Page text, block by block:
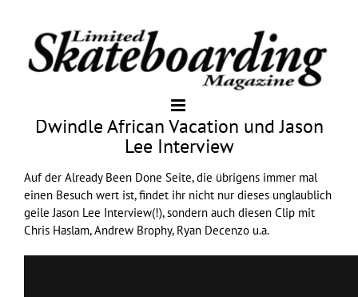
Dwindle African Vacation und Jason
Lee Interview
Auf der Already Been Done Seite, die übrigens immer mal
einen Besuch wert ist, findet ihr nicht nur dieses unglaublich
geileJason Lee Interview(!), sondern auch diesen Clip mit
Chris Haslam, Andrew Brophy, Ryan Decenzo u.a.